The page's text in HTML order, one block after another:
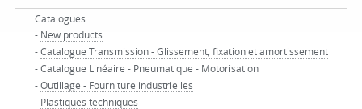
Catalogues
- New products
-Catalogue Transmission - Glissement, fixation et amortissement
-Catalogue Linéaire - Pneumatique - Motorisation
-Outillage - Fourniture industrielles
- Plastiques techniques